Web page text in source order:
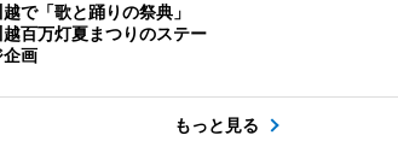
越で「歌と踊りの祭典」
越百万灯夏まつりのステー
企画
もっと見る